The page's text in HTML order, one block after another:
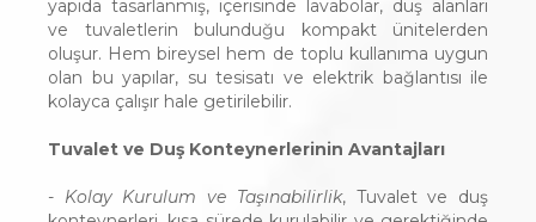
yapıda tasarlanmış, içerisinde lavabolar, duş alanları
ve tuvaletlerin bulunduğu kompakt ünitelerden
oluşur. Hem bireysel hem de toplu kullanıma uygun
olan bu yapılar, su tesisatı ve elektrik bağlantısı ile
kolayca çalışır hale getirilebilir.
Tuvalet ve Duş Konteynerlerinin Avantajları
- Kolay Kurulum ve Taşınabilirlik, Tuvalet ve duş